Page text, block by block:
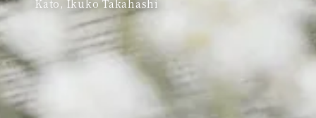
Kato, Ikuko Takahashi